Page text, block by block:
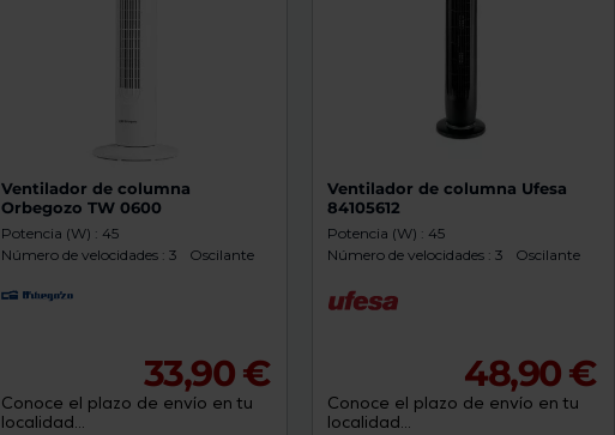
Ventilador de columna
Orbegozo TW 0600
Potencia (W) : 45
Número de velocidades : 3
Oscilante
33,90 €
Conoce el plazo de envío en tu
localidad...
Ventilador de columna Ufesa
84105612
Potencia (W) : 45
Número de velocidades : 3
Oscilante
48,90 €
Conoce el plazo de envío en tu
localidad...